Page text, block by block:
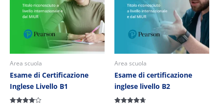
Area scuola
Esame di Certificazione
Inglese Livello B1
Area scuola
Esame di certificazione
inglese livello B2